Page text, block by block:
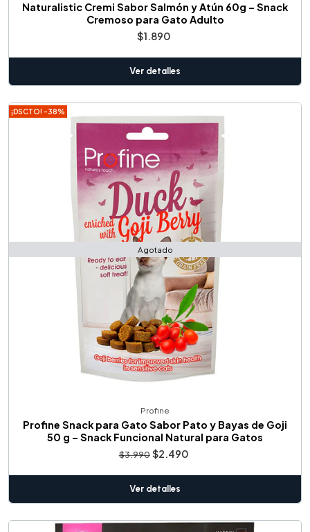
Naturalistic Cremi Sabor Salmón y Atún 60g – Snack
Cremoso para Gato Adulto
$1.890
Ver detalles
¡DSCTO! -38%
Agotado
Profine
Profine Snack para Gato Sabor Pato y Bayas de Goji
50 g – Snack Funcional Natural para Gatos
$3.990 $2.490
Ver detalles